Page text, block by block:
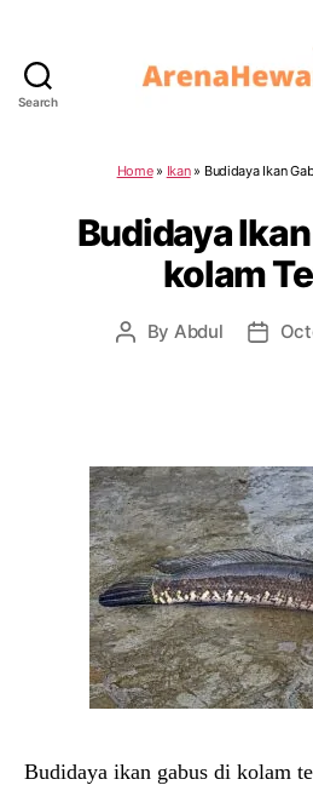
Search
Home» Ikan» Budidaya Ikan
Budidaya
kolam
Post
By Abdul
Post
Budidaya ikan gabus di kolam